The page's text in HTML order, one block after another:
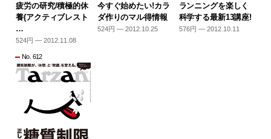
疲労の研究/積極的休
養(アクティブレスト
…
524円 — 2012.11.08
今すぐ始めたい!カラ
ダ作りのマル得情報
524円 — 2012.10.25
ランニングを楽しく
科学する最新13講座!
576円 — 2012.10.11
No. 612